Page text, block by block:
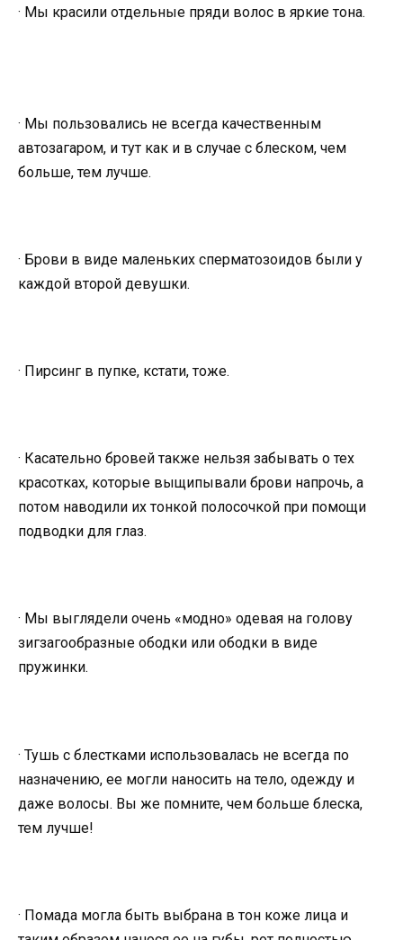
· Мы красили отдельные пряди волос в яркие тона.
· Мы пользовались не всегда качественным
автозагаром, и тут как и в случае с блеском, чем
больше, тем лучше.
· Брови в виде маленьких сперматозоидов были у
каждой второй девушки.
· Пирсинг в пупке, кстати, тоже.
· Касательно бровей также нельзя забывать о тех
красотках, которые выщипывали брови напрочь, а
потом наводили их тонкой полосочкой при помощи
подводки для глаз.
· Мы выглядели очень «модно» одевая на голову
зигзагообразные ободки или ободки в виде
пружинки.
· Тушь с блестками использовалась не всегда по
назначению, ее могли наносить на тело, одежду и
даже волосы. Вы же помните, чем больше блеска,
тем лучше!
· Помада могла быть выбрана в тон коже лица и